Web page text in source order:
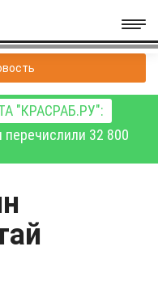
"КРАСРАБ.РУ":
перечислили 32 800